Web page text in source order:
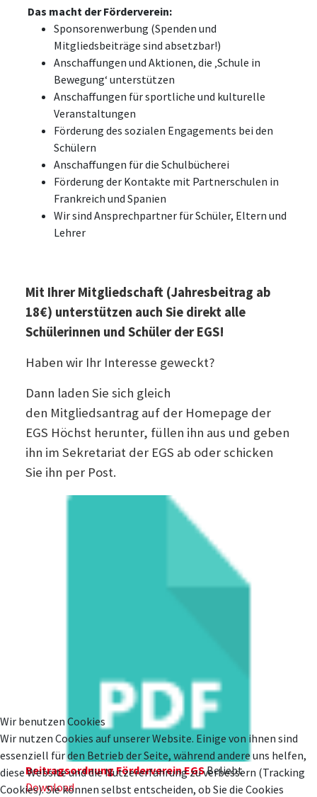
Das macht der Förderverein:
Sponsorenwerbung (Spenden und
Mitgliedsbeiträge sind absetzbar!)
Anschaffungen und Aktionen, die ‚Schule in
Bewegung‘ unterstützen
Anschaffungen für sportliche und kulturelle
Veranstaltungen
Förderung des sozialen Engagements bei den
Schülern
Anschaffungen für die Schulbücherei
Förderung der Kontakte mit Partnerschulen in
Frankreich und Spanien
Wir sind Ansprechpartner für Schüler, Eltern und
Lehrer
Mit Ihrer Mitgliedschaft (Jahresbeitrag ab
18€) unterstützen auch Sie direkt alle
Schülerinnen und Schüler der EGS!
Haben wir Ihr Interesse geweckt?
Dann laden Sie sich gleich
den Mitgliedsantrag auf der Homepage der
EGS Höchst herunter, füllen ihn aus und geben
ihn im Sekretariat der EGS ab oder schicken
Sie ihn per Post.
Beitragsordnung Förderverein EGSBeliebt
Download
Wir benutzen Cookies
Wir nutzen Cookies auf unserer Website. Einige von ihnen sind
essenziell für den Betrieb der Seite, während andere uns helfen,
diese Website und die Nutzererfahrung zu verbessern (Tracking
Cookies). Sie können selbst entscheiden, ob Sie die Cookies